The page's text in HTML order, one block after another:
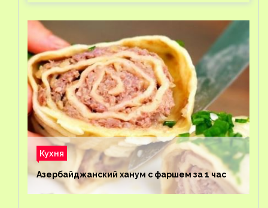
Кухня
Азербайджанский ханум с фаршем за 1 час